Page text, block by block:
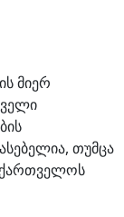
მიერ
თუმცა